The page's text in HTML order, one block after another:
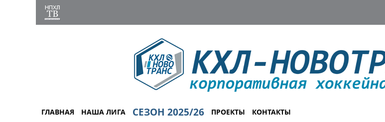
ГЛАВНАЯ НАША ЛИГА СЕЗОН 2025/26 ПРОЕКТЫ КОНТАКТЫ